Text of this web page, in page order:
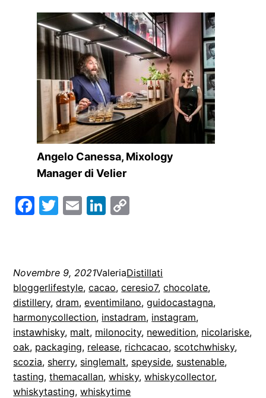
Angelo Canessa, Mixology
Manager di Velier
Facebook
Twitter
EmailLinkedIn
Novembre 9, 2021ValeriaDistillati
bloggerlifestyle, cacao, ceresio7, chocolate
distillery, dram, eventimilano, guidocastagna
harmonycollection, instadram, instagram
instawhisky, malt, milonocity, newedition, nicolariske
oak, packaging, release, richcacao, scotchwhisky
scozia, sherry, singlemalt, speyside, sustenable
tasting, themacallan, whisky, whiskycollector
whiskytasting, whiskytime